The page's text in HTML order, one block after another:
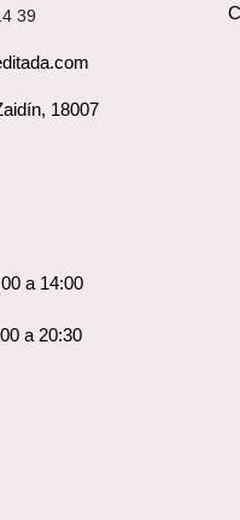
39
18007
a 14:00
a 20:30